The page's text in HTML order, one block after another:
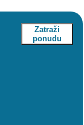
Zatraži
ponudu